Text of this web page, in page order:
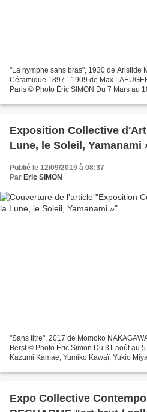
"La nymphe sans bras", 1930 de Aristide
Céramique 1897 - 1909 de Max LAEUGER - Courtesy de la WHITE
Paris © Photo Éric SIMON Du 7 Mars au
Exposition Collective
Lune, le Soleil, Yamanami
Publié le 12/09/2019 à 08:37
Par Eric SIMON
"Sans titre", 2017 de Momoko
Berst © Photo Éric Simon Du 31 août au
Kazumi Kamae, Yumiko Kawaï, Yukio
Expo Collective